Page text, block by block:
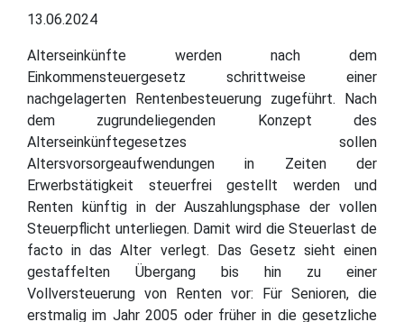
13.06.2024
Alterseinkünfte werden nach dem
Einkommensteuergesetz schrittweise einer
nachgelagerten Rentenbesteuerung zugeführt. Nach
dem zugrundeliegenden Konzept des
Alterseinkünftegesetzes sollen
Altersvorsorgeaufwendungen in Zeiten der
Erwerbstätigkeit steuerfrei gestellt werden und
Renten künftig in der Auszahlungsphase der vollen
Steuerpflicht unterliegen. Damit wird die Steuerlast de
facto in das Alter verlegt. Das Gesetz sieht einen
gestaffelten Übergang bis hin zu einer
Vollversteuerung von Renten vor: Für Senioren, die
erstmalig im Jahr 2005 oder früher in die gesetzliche